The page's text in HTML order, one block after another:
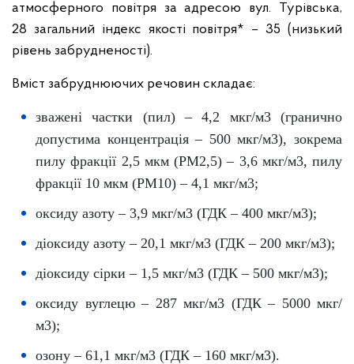
атмосферного повітря за адресою вул. Турівська,
28 загальний індекс якості повітря* – 35 (низький
рівень забрудненості).
Вміст забруднюючих речовин складає:
зважені частки (пил) – 4,2 мкг/м3 (гранично
допустима концентрація – 500 мкг/м3), зокрема
пилу фракції 2,5 мкм (PM2,5) – 3,6 мкг/м3, пилу
фракції 10 мкм (PM10) – 4,1 мкг/м3;
оксиду азоту – 3,9 мкг/м3 (ГДК – 400 мкг/м3);
діоксиду азоту – 20,1 мкг/м3 (ГДК – 200 мкг/м3);
діоксиду сірки – 1,5 мкг/м3 (ГДК – 500 мкг/м3);
оксиду вуглецю – 287 мкг/м3 (ГДК – 5000 мкг/
м3);
озону – 61,1 мкг/м3 (ГДК – 160 мкг/м3).